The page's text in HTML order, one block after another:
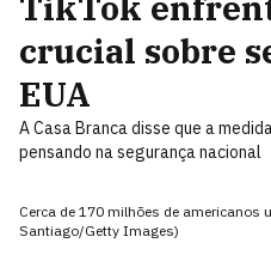
crucial sobre
EUA
A Casa Branca disse que a
pensando na segurança nacional
Cerca de 170 milhões de americanos
Santiago/Getty Images)